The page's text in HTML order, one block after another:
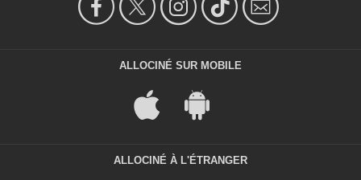
ALLOCINÉ SUR MOBILE
ALLOCINÉ À L'ÉTRANGER